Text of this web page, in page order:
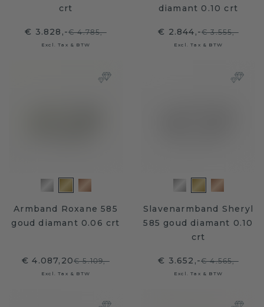
crt
€ 3.828,-€ 4.785,-
Excl. Tax & BTW
diamant 0.10 crt
€ 2.844,-€ 3.555,-
Excl. Tax & BTW
Armband Roxane 585
goud diamant 0.06 crt
€ 4.087,20€ 5.109,-
Excl. Tax & BTW
Slavenarmband Sheryl
585 goud diamant 0.10
crt
€ 3.652,-€ 4.565,-
Excl. Tax & BTW